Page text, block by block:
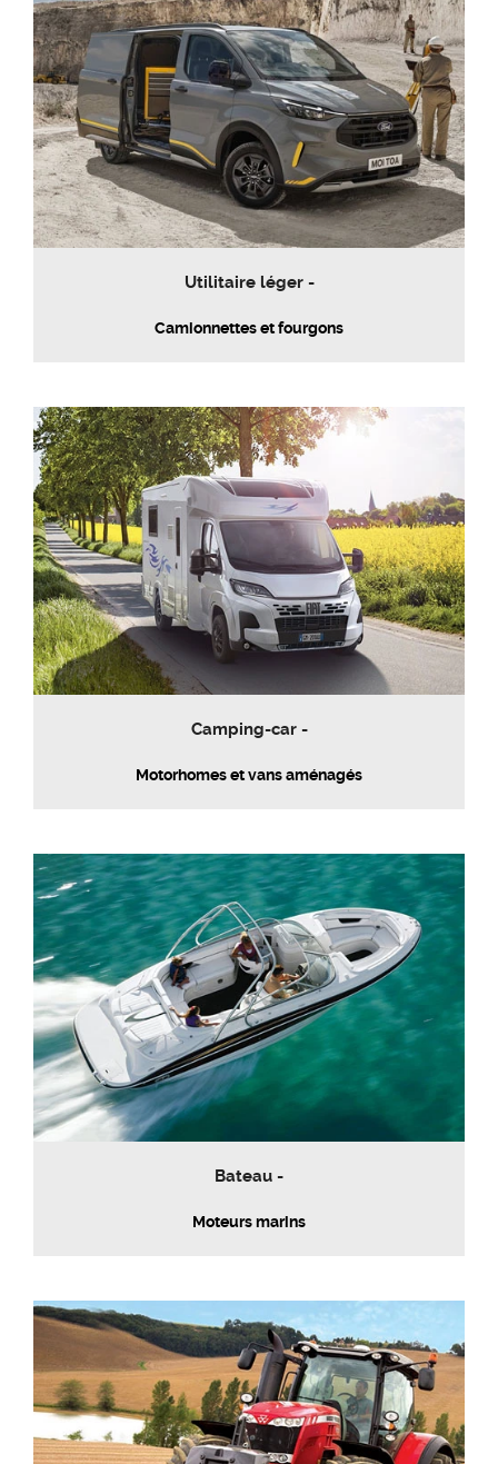
Utilitaire léger -
Camionnettes et fourgons
Camping-car -
Motorhomes et vans aménagés
Bateau -
Moteurs marins